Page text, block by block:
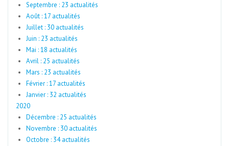
Septembre : 23 actualités
Août : 17 actualités
Juillet : 30 actualités
Juin : 23 actualités
Mai : 18 actualités
Avril : 25 actualités
Mars : 23 actualités
Février : 17 actualités
Janvier : 32 actualités
2020
Décembre : 25 actualités
Novembre : 30 actualités
Octobre : 34 actualités